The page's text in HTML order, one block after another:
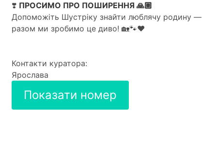
❣️ ПРОСИМО ПРО ПОШИРЕННЯ 🙏🏼
Допоможіть Шустріку знайти люблячу родину —
разом ми зробимо це диво! 🏡🐾❤️
Контакти куратора:
Ярослава
Показати номер